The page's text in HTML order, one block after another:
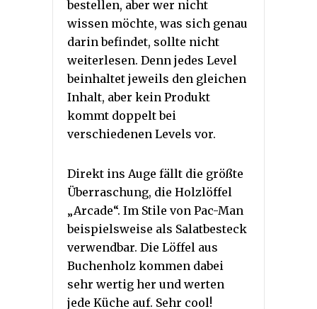
bestellen, aber wer nicht
wissen möchte, was sich genau
darin befindet, sollte nicht
weiterlesen. Denn jedes Level
beinhaltet jeweils den gleichen
Inhalt, aber kein Produkt
kommt doppelt bei
verschiedenen Levels vor.
Direkt ins Auge fällt die größte
Überraschung, die Holzlöffel
„Arcade“. Im Stile von Pac-Man
beispielsweise als Salatbesteck
verwendbar. Die Löffel aus
Buchenholz kommen dabei
sehr wertig her und werten
jede Küche auf. Sehr cool!